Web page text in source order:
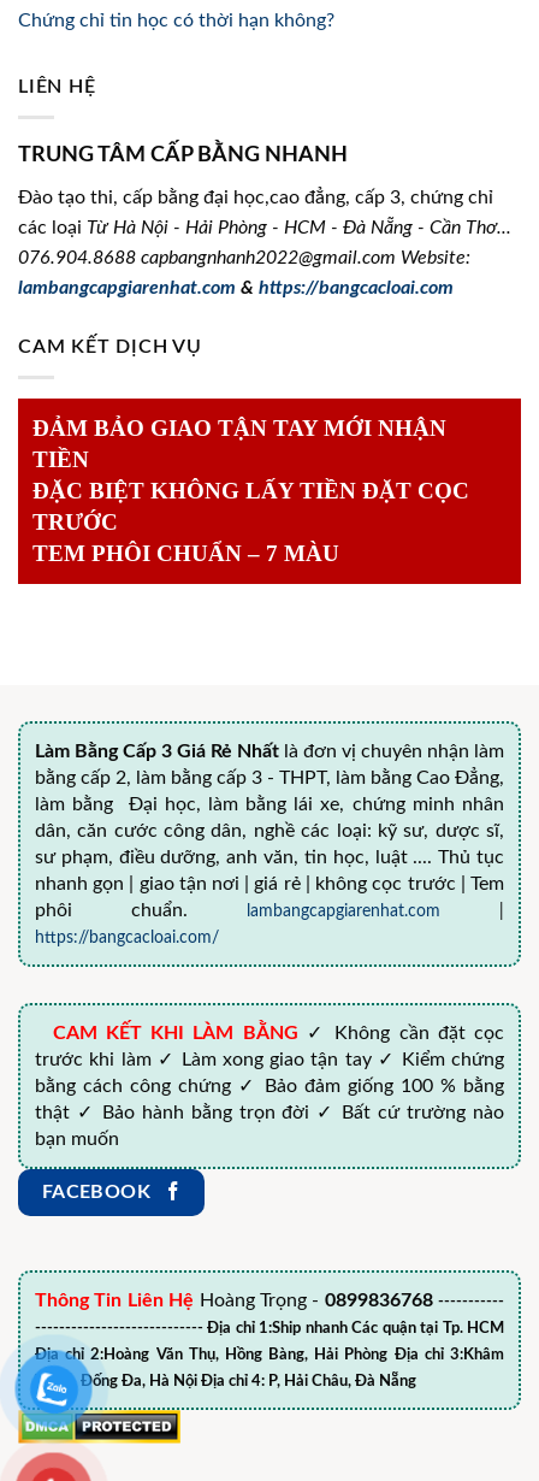
Chứng chỉ tin học có thời hạn không?
LIÊN HỆ
TRUNG TÂM CẤP BẰNG NHANH
Đào tạo thi, cấp bằng đại học,cao đẳng, cấp 3, chứng chỉ
các loại Từ Hà Nội - Hải Phòng - HCM - Đà Nẵng - Cần Thơ...
076.904.8688 capbangnhanh2022@gmail.com Website:
lambangcapgiarenhat.com & https://bangcacloai.com
CAM KẾT DỊCH VỤ
ĐẢM BẢO GIAO TẬN TAY MỚI NHẬN
TIỀN
ĐẶC BIỆT KHÔNG LẤY TIỀN ĐẶT CỌC
TRƯỚC
TEM PHÔI CHUẨN – 7 MÀU
Làm Bằng Cấp 3 Giá Rẻ Nhất là đơn vị chuyên nhận làm
bằng cấp 2, làm bằng cấp 3 - THPT, làm bằng Cao Đẳng,
làm bằng Đại học, làm bằng lái xe, chứng minh nhân
dân, căn cước công dân, nghề các loại: kỹ sư, dược sĩ,
sư phạm, điều dưỡng, anh văn, tin học, luật .... Thủ tục
nhanh gọn | giao tận nơi | giá rẻ | không cọc trước | Tem
phôi chuẩn.
lambangcapgiarenhat.com
https://bangcacloai.com/
CAM KẾT KHI LÀM BẰNG ✓ Không cần đặt cọc
trước khi làm ✓ Làm xong giao tận tay ✓ Kiểm chứng
bằng cách công chứng ✓ Bảo đảm giống 100 % bằng
thật ✓ Bảo hành bằng trọn đời ✓ Bất cứ trường nào
bạn muốn
FACEBOOK
Thông Tin Liên Hệ Hoàng Trọng - 0899836768 -----------
---------------------------- Địa chỉ 1:Ship nhanh Các quận tại Tp. HCM
Địa chỉ 2:Hoàng Văn Thụ, Hồng Bàng, Hải Phòng Địa chỉ 3:Khâm
Thiên, Đống Đa, Hà Nội Địa chỉ 4: P, Hải Châu, Đà Nẵng